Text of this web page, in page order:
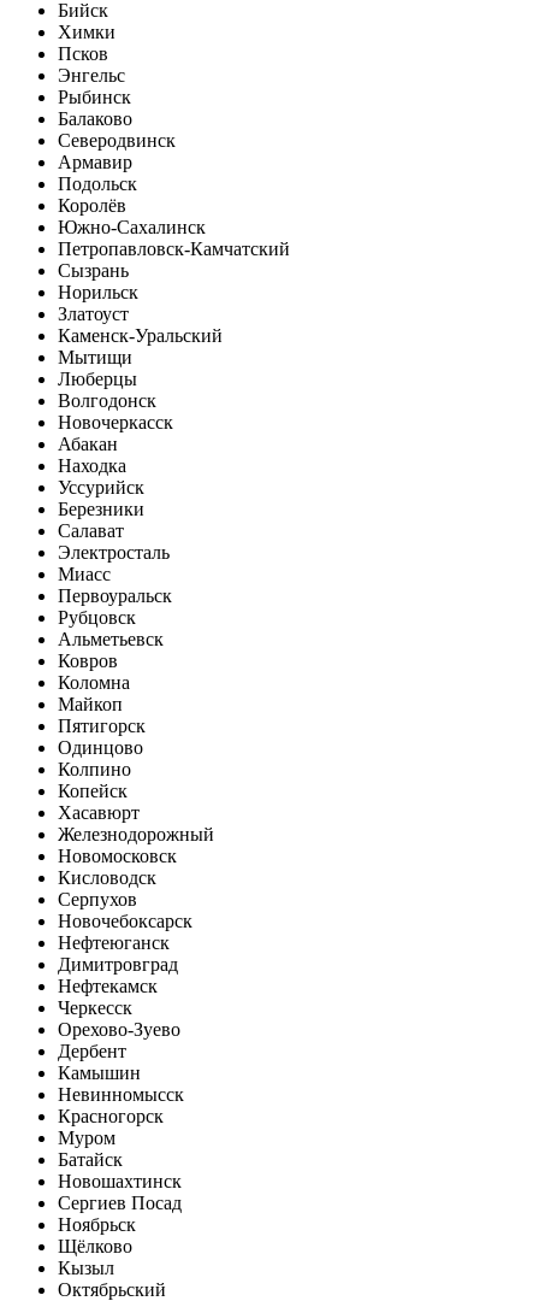
Бийск
Химки
Псков
Энгельс
Рыбинск
Балаково
Северодвинск
Армавир
Подольск
Королёв
Южно-Сахалинск
Петропавловск-Камчатский
Сызрань
Норильск
Златоуст
Каменск-Уральский
Мытищи
Люберцы
Волгодонск
Новочеркасск
Абакан
Находка
Уссурийск
Березники
Салават
Электросталь
Миасс
Первоуральск
Рубцовск
Альметьевск
Ковров
Коломна
Майкоп
Пятигорск
Одинцово
Колпино
Копейск
Хасавюрт
Железнодорожный
Новомосковск
Кисловодск
Серпухов
Новочебоксарск
Нефтеюганск
Димитровград
Нефтекамск
Черкесск
Орехово-Зуево
Дербент
Камышин
Невинномысск
Красногорск
Муром
Батайск
Новошахтинск
Сергиев Посад
Ноябрьск
Щёлково
Кызыл
Октябрьский